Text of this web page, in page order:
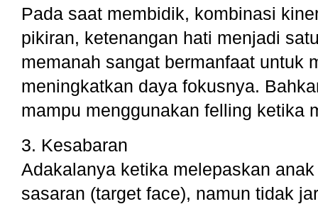
Pada saat membidik, kombinasi
pikiran, ketenangan hati menjadi
memanah sangat bermanfaat untuk
meningkatkan daya fokusnya.
mampu menggunakan felling ketika
3. Kesabaran
Adakalanya ketika melepaskan
sasaran (target face), namun tidak